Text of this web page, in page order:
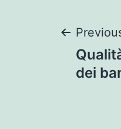
Post
dei